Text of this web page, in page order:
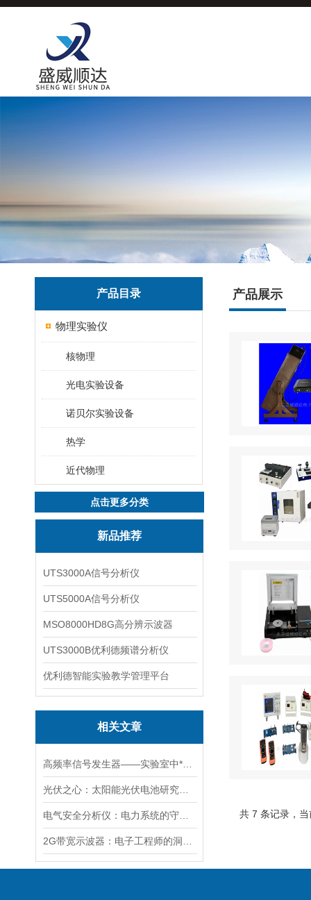
产品目录
物理实验仪
核物理
光电实验设备
诺贝尔实验设备
热学
近代物理
点击更多分类
新品推荐
UTS3000A信号分析仪
UTS5000A信号分析仪
MSO8000HD8G高分辨示波器
UTS3000B优利德频谱分析仪
优利德智能实验教学管理平台
相关文章
产品展示
共 7 条记录，